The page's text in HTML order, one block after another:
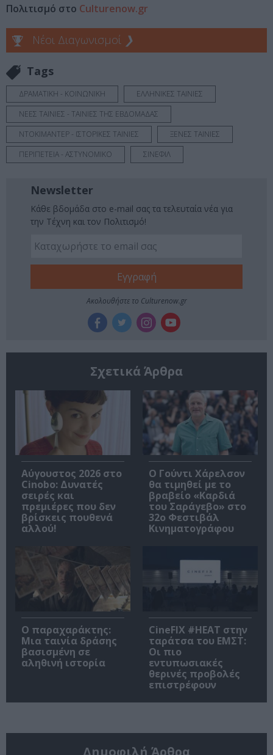
Πολιτισμό στο Culturenow.gr
Νέοι Διαγωνισμοί ❯
Tags
ΔΡΑΜΑΤΙΚΗ - ΚΟΙΝΩΝΙΚΗ
ΕΛΛΗΝΙΚΕΣ ΤΑΙΝΙΕΣ
ΝΕΕΣ ΤΑΙΝΙΕΣ - ΤΑΙΝΙΕΣ ΤΗΣ ΕΒΔΟΜΑΔΑΣ
ΝΤΟΚΙΜΑΝΤΕΡ - ΙΣΤΟΡΙΚΕΣ ΤΑΙΝΙΕΣ
ΞΕΝΕΣ ΤΑΙΝΙΕΣ
ΠΕΡΙΠΕΤΕΙΑ - ΑΣΤΥΝΟΜΙΚΟ
ΣΙΝΕΦΙΛ
Newsletter
Κάθε βδομάδα στο e-mail σας τα τελευταία νέα για
την Τέχνη και τον Πολιτισμό!
Ακολουθήστε το Culturenow.gr
Σχετικά Άρθρα
Αύγουστος 2026 στο
Cinobo: Δυνατές
σειρές και
πρεμιέρες που δεν
βρίσκεις πουθενά
αλλού!
Ο Γούντι Χάρελσον
θα τιμηθεί με το
βραβείο «Καρδιά
του Σαράγεβο» στο
32ο Φεστιβάλ
Κινηματογράφου
Ο παραχαράκτης:
Μια ταινία δράσης
βασισμένη σε
αληθινή ιστορία
CineFIX #ΗΕΑΤ στην
ταράτσα του ΕΜΣΤ:
Οι πιο
εντυπωσιακές
θερινές προβολές
επιστρέφουν
Δημοφιλή Άρθρα